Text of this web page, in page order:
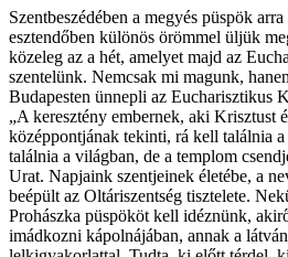
Szentbeszédében a megyés püspök
esztendőben különös örömmel üljük
közeleg az a hét, amelyet majd az
szentelünk. Nemcsak mi magunk,
Budapesten ünnepli az Eucharisztikus
„A keresztény embernek, aki Krisztust
középpontjának tekinti, rá kell találnia
találnia a világban, de a templom
Urat. Napjaink szentjeinek életébe, a
beépült az Oltáriszentség tisztelete.
Prohászka püspököt kell idéznünk,
imádkozni kápolnájában, annak a